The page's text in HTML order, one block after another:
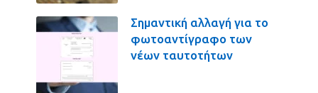
Σημαντική αλλαγή για το
φωτοαντίγραφο των
νέων ταυτοτήτων